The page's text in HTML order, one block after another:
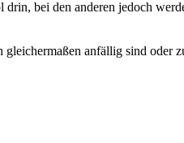
bei den anderen jedoch
anfällig sind oder